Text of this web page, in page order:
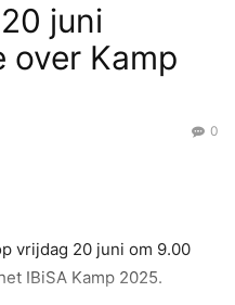
juni
over Kamp
0
vrijdag 20 juni om 9.00
IBiSA Kamp 2025.